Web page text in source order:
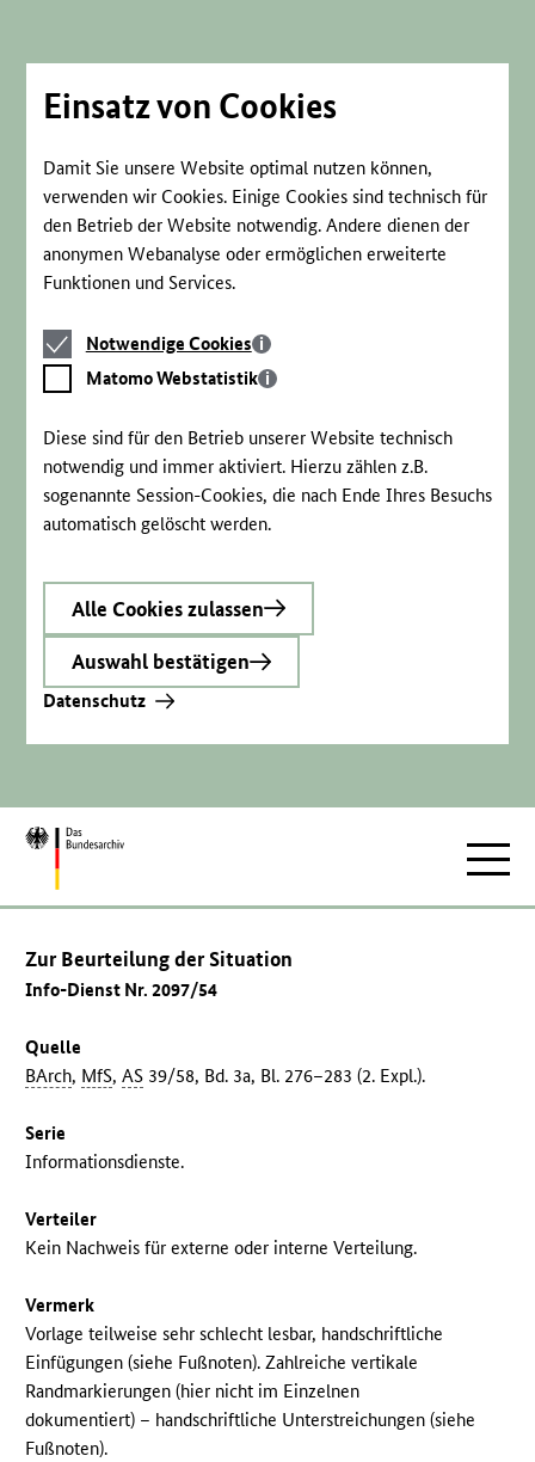
Einsatz von Cookies
Damit Sie unsere Website optimal nutzen können,
verwenden wir Cookies. Einige Cookies sind technisch für
den Betrieb der Website notwendig. Andere dienen der
anonymen Webanalyse oder ermöglichen erweiterte
Funktionen und Services.
Notwendige
Cookies
Notwendige Cookies
Matomo
Webstatistik
Matomo Webstatistik
Diese sind für den Betrieb unserer Website technisch
notwendig und immer aktiviert. Hierzu zählen z.B.
sogenannte Session-Cookies, die nach Ende Ihres Besuchs
automatisch gelöscht werden.
Alle Cookies zulassen
Auswahl bestätigen
Datenschutz
Zur
Zur Beurteilung der Situation
Info-Dienst Nr. 2097/54
Quelle
BArch, MfS,AS 39/58, Bd. 3a, Bl. 276–283 (2. Expl.).
Serie
Informationsdienste.
Verteiler
Kein Nachweis für externe oder interne Verteilung.
Vermerk
Vorlage teilweise sehr schlecht lesbar, handschriftliche
Einfügungen (siehe Fußnoten). Zahlreiche vertikale
Randmarkierungen (hier nicht im Einzelnen
dokumentiert) – handschriftliche Unterstreichungen (siehe
Fußnoten).